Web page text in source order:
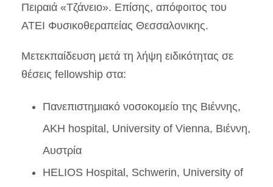
Πειραιά «Τζάνειο». Επίσης, απόφοιτος του
ΑΤΕΙ Φυσικοθεραπείας Θεσσαλονικης.
Μετεκπαίδευση μετά τη λήψη ειδικότητας σε
θέσεις fellowship στα:
Πανεπιστημιακό νοσοκομείο της Βιέννης,
AKH hospital, University of Vienna, Βιέννη,
Αυστρία
HELIOS Hospital, Schwerin, University of